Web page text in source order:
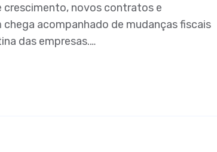
novos contratos e
acompanhado de mudanças fiscais
das empresas.…